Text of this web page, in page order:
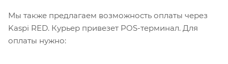
Мы также предлагаем возможность оплаты через
Kaspi RED. Курьер привезет POS-терминал. Для
оплаты нужно: